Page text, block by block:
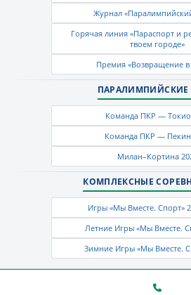
Журнал
Горячая линия «Параспорт и
твоем городе»
Премия «Возвращение
ПАРАЛИМПИЙСКИЕ
Команда ПКР — Токио
Команда ПКР — Пекин
Милан–Кортина
КОМПЛЕКСНЫЕ
Игры «Мы Вместе. Спорт»
Летние Игры «Мы Вместе.
Зимние Игры «Мы Вместе.